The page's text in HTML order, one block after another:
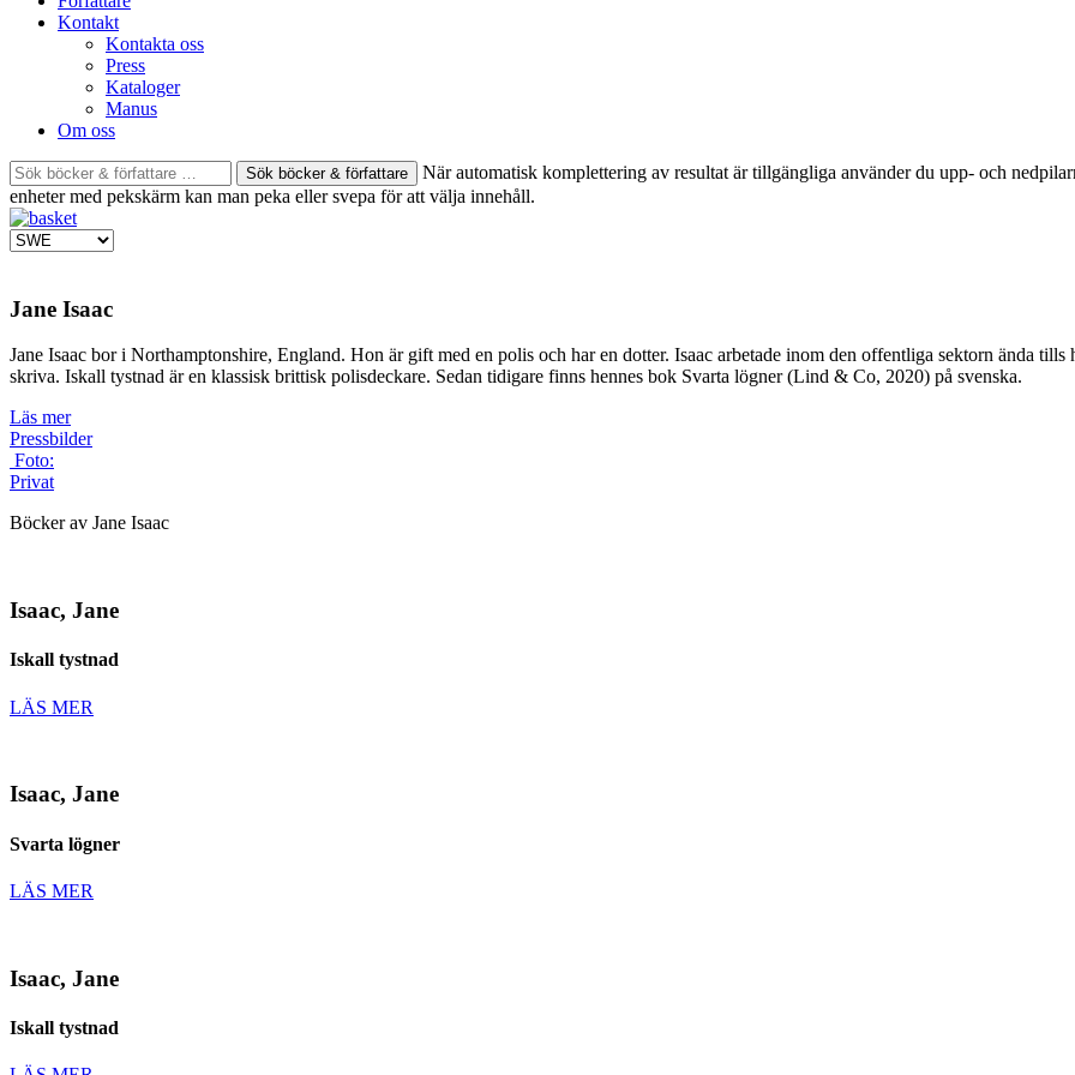
Kontakt
Kontakta oss
Press
Kataloger
Manus
Om oss
Sök
böcker
&
författare
efter:
När automatisk komplettering av resultat är tillgängliga använder du upp- och
enheter med pekskärm kan man peka eller svepa för att välja innehåll.
Jane Isaac
Jane Isaac bor i Northamptonshire, England. Hon är gift med en polis och har en dotter. Isaac arbetade inom den offentliga sektorn ända
skriva. Iskall tystnad är en klassisk brittisk polisdeckare. Sedan tidigare finns hennes bok Svarta lögner (Lind & Co, 2020) på svenska.
Läs mer
Pressbilder
Foto:
Privat
Böcker av Jane Isaac
Isaac, Jane
Iskall tystnad
LÄS MER
Isaac, Jane
Svarta lögner
LÄS MER
Isaac, Jane
Iskall tystnad